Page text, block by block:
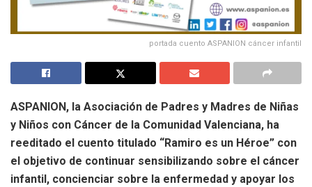
portada cuento ASPANION cáncer infantil
ASPANION, la Asociación de Padres y Madres de Niñas
y Niños con Cáncer de la Comunidad Valenciana, ha
reeditado el cuento titulado “Ramiro es un Héroe” con
el objetivo de continuar sensibilizando sobre el cáncer
infantil, concienciar sobre la enfermedad y apoyar los